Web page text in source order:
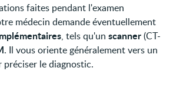
faites pendant l'examen
médecin demande éventuellement
, tels qu'unscanner(CT-
. Il vous oriente généralement vers un
préciser le diagnostic.